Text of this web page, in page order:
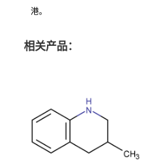
港。
相关产品：